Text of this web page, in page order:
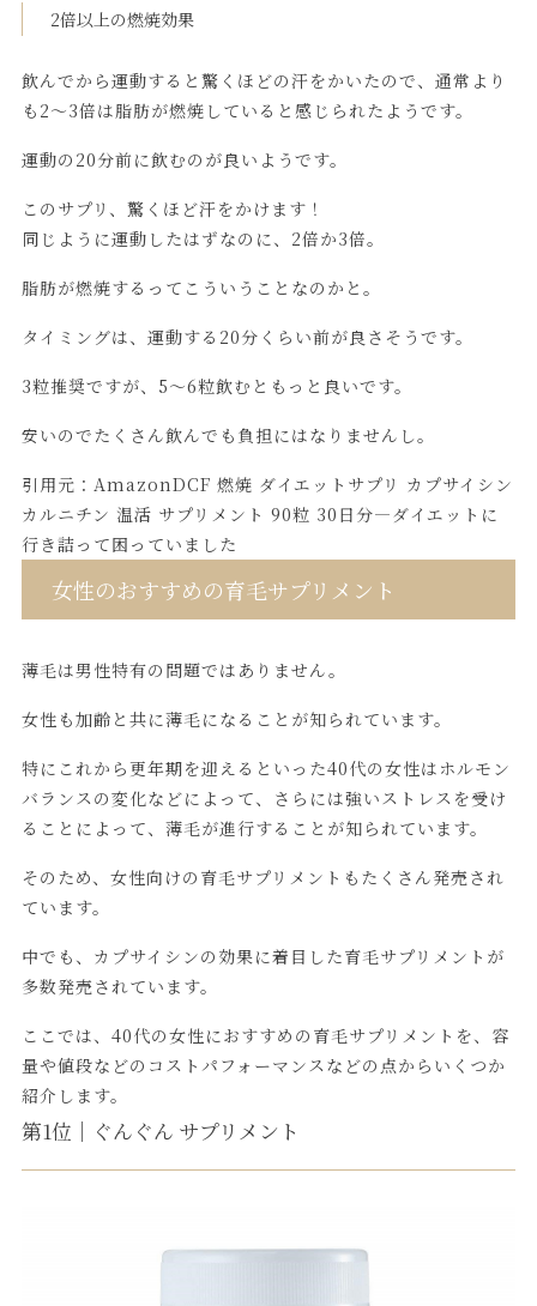
2倍以上の燃焼効果
飲んでから運動すると驚くほどの汗をかいたので、通常より
も2～3倍は脂肪が燃焼していると感じられたようです。
運動の20分前に飲むのが良いようです。
このサプリ、驚くほど汗をかけます！
同じように運動したはずなのに、2倍か3倍。
脂肪が燃焼するってこういうことなのかと。
タイミングは、運動する20分くらい前が良さそうです。
3粒推奨ですが、5～6粒飲むともっと良いです。
安いのでたくさん飲んでも負担にはなりませんし。
引用元： AmazonDCF 燃焼 ダイエットサプリ カプサイシン
カルニチン 温活 サプリメント 90粒 30日分―ダイエットに
行き詰って困っていました
女性のおすすめの育毛サプリメント
薄毛は男性特有の問題ではありません。
女性も加齢と共に薄毛になることが知られています。
特にこれから更年期を迎えるといった40代の女性はホルモン
バランスの変化などによって、さらには強いストレスを受け
ることによって、薄毛が進行することが知られています。
そのため、女性向けの育毛サプリメントもたくさん発売され
ています。
中でも、カプサイシンの効果に着目した育毛サプリメントが
多数発売されています。
ここでは、40代の女性におすすめの育毛サプリメントを、容
量や値段などのコストパフォーマンスなどの点からいくつか
紹介します。
第1位｜ぐんぐん サプリメント